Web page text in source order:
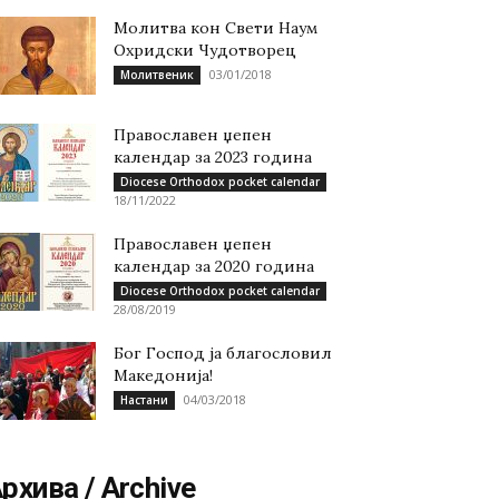
Молитва кон Свети Наум
Охридски Чудотворец
Молитвеник 03/01/2018
Православен џепен
календар за 2023 година
Diocese Orthodox pocket calendar
18/11/2022
Православен џепен
календар за 2020 година
Diocese Orthodox pocket calendar
28/08/2019
Бог Господ ја благословил
Македонија!
Настани 04/03/2018
/ Archive